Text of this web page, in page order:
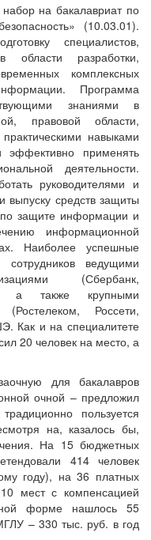
на бакалавриат по
(10.03.01).
специалистов,
разработки,
комплексных
Программа
знаниями в
правовой области,
навыками
эффективно применять
деятельности.
руководителями и
выпуску средств защиты
защите информации и
информационной
Наиболее успешные
сотрудников ведущими
(Сбербанк,
а также крупными
(Ростелеком, Россети,
Как и на специалитете
20 человек на место, а
для бакалавров
очной – предложил
пользуется
на, казалось бы,
На 15 бюджетных
414 человек
году), на 36 платных
мест с компенсацией
форме нашлось 55
– 330 тыс. руб. в год